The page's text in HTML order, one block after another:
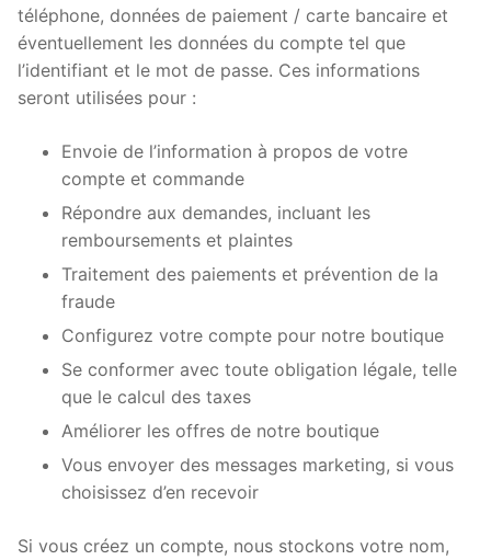
téléphone, données de paiement / carte bancaire et
éventuellement les données du compte tel que
l’identifiant et le mot de passe. Ces informations
seront utilisées pour :
Envoie de l’information à propos de votre
compte et commande
Répondre aux demandes, incluant les
remboursements et plaintes
Traitement des paiements et prévention de la
fraude
Configurez votre compte pour notre boutique
Se conformer avec toute obligation légale, telle
que le calcul des taxes
Améliorer les offres de notre boutique
Vous envoyer des messages marketing, si vous
choisissez d’en recevoir
Si vous créez un compte, nous stockons votre nom,